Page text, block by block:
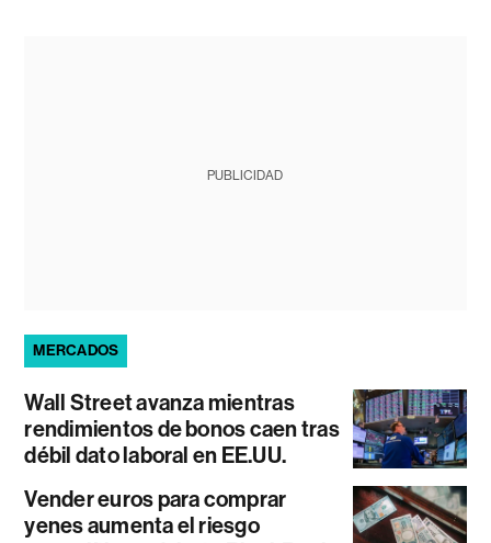
PUBLICIDAD
MERCADOS
Wall Street avanza mientras
rendimientos de bonos caen tras
débil dato laboral en EE.UU.
Vender euros para comprar
yenes aumenta el riesgo